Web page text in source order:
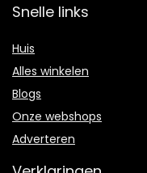
Snelle links
Huis
Alles winkelen
Blogs
Onze webshops
Adverteren